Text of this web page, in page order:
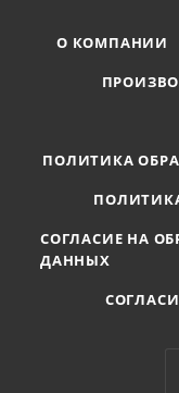
О КОМПАНИИ
ПОЛИТИКА
СОГЛАСИЕ НА
ДАННЫХ